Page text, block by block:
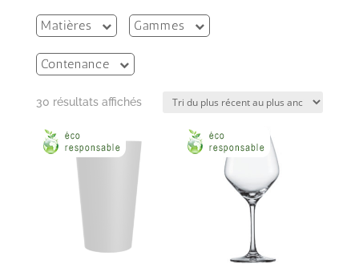
Matières Gammes
Contenance
30 résultats affichésTrié
plus